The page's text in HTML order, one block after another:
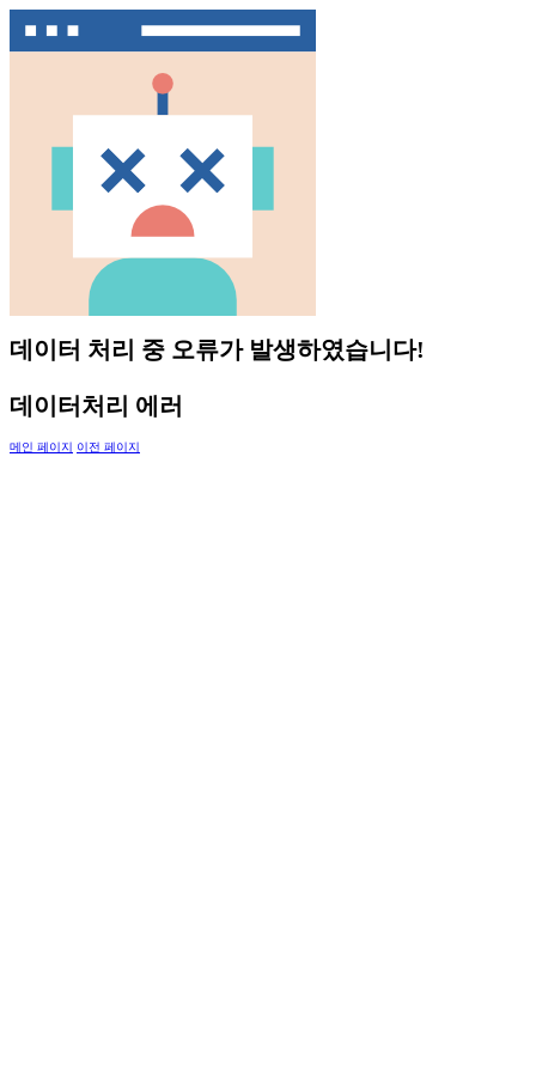
데이터 처리 중 오류가 발생하였습니다!
데이터처리 에러
메인 페이지 이전 페이지